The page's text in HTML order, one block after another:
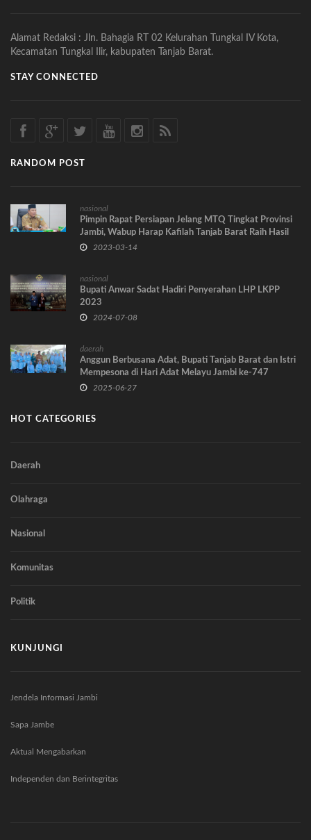
Alamat Redaksi : Jln. Bahagia RT 02 Kelurahan Tungkal IV Kota,
Kecamatan Tungkal Ilir, kabupaten Tanjab Barat.
STAY CONNECTED
RANDOM POST
nasional
Pimpin Rapat Persiapan Jelang MTQ Tingkat Provinsi
Jambi, Wabup Harap Kafilah Tanjab Barat Raih Hasil
Terbaik2023-03-14
nasional
Bupati Anwar Sadat Hadiri Penyerahan LHP LKPP
2023
2024-07-08
daerah
Anggun Berbusana Adat, Bupati Tanjab Barat dan Istri
Mempesona di Hari Adat Melayu Jambi ke-747
2025-06-27
HOT CATEGORIES
Daerah
Olahraga
Nasional
Komunitas
Politik
KUNJUNGI
Jendela Informasi Jambi
Sapa Jambe
Aktual Mengabarkan
Independen dan Berintegritas